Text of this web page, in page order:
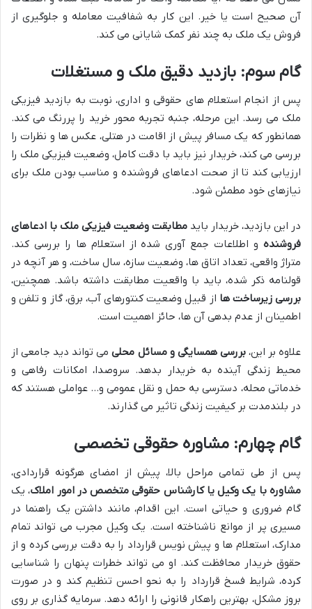
آن صحیح است یا خیر. این کار به شفافیت معامله و جلوگیری از
فروش یک ملک به چند نفر کمک شایانی می کند.
گام سوم: بازدید دقیق ملک و مستغلات
پس از انجام استعلام های حقوقی و اداری، نوبت به بازدید فیزیکی
ملک می رسد. این مرحله، جنبه تجربه محور خرید را پررنگ می کند.
همانطور که یک مسافر پیش از اقامت در هتلی، عکس ها و نظرات را
بررسی می کند، خریدار نیز باید با دقت کامل، وضعیت فیزیکی ملک را
ارزیابی کند تا از صحت ادعاهای فروشنده و مناسب بودن ملک برای
نیازهای خود مطمئن شود.
در این بازدید، خریدار باید مطابقت وضعیت فیزیکی ملک با ادعاهای
فروشنده و اطلاعات جمع آوری شده از استعلام ها را بررسی کند.
متراژ واقعی، تعداد اتاق ها، وضعیت سازه، سال ساخت، و هر آنچه در
قولنامه ذکر شده، باید با واقعیت مطابقت داشته باشد. همچنین،
بررسی زیرساخت ها از قبیل وضعیت کنتورهای آب، برق، گاز و تلفن و
اطمینان از عدم بدهی آن ها، حائز اهمیت است.
علاوه بر این،بررسی همسایگی و مسائل محلیمی تواند دید جامعی از
محیط زندگی آینده به خریدار بدهد. سروصدا، امکانات رفاهی و
خدماتی محله، دسترسی به حمل و نقل عمومی و… عواملی هستند که
در بلندمدت بر کیفیت زندگی تاثیر می گذارند.
گام چهارم: مشاوره حقوقی تخصصی
پس از طی تمامی مراحل بالا، پیش از امضای هرگونه قراردادی،
مشاوره با یک وکیل یا کارشناس حقوقی متخصص در امور املاک، یک
گام ضروری و حیاتی است. این اقدام، مانند داشتن یک راهنما در
مسیری پر از موانع ناشناخته است. یک وکیل مجرب می تواند تمام
مدارک، استعلام ها و پیش نویس قرارداد را به دقت بررسی کرده و از
حقوق خریدار محافظت کند. او می تواند خطرات پنهان را شناسایی
کرده، شرایط فسخ قرارداد را به نحو احسن تنظیم کند و در صورت
بروز مشکل، بهترین راهکار قانونی را ارائه دهد. سرمایه گذاری بر روی